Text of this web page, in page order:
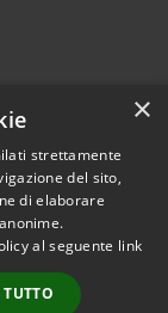
© 2026 • Città di
• Powered by
•
Accesso
×
strettamente
del sito,
di elaborare
al seguente link